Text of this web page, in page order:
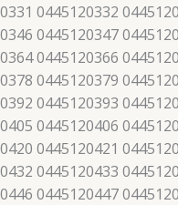
0445120332
0445120347
0445120366
0445120379
0445120393
0445120406
0445120421
0445120433
0445120447